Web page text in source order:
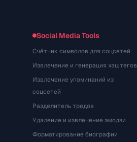
Social Media Tools
Счётчик символов для соцсетей
Извлечение и генерация хэштегов
Извлечение упоминаний из
соцсетей
Разделитель тредов
Удаление и извлечение эмодзи
Форматирование биографии